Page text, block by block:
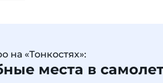
на «Тонкостях»:
места в